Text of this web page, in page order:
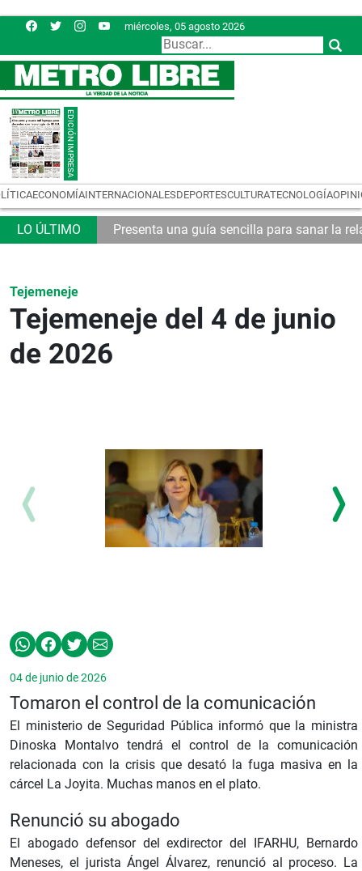
miércoles, 05 agosto 2026
ECONOMÍAINTERNACIONALESDEPORTESCULTURATECNOLOGÍA
logísticos Presenta una guía sencilla para sanar la
Tejemeneje
Tejemeneje del 4 de junio
de 2026
04 de junio de 2026
Tomaron el control de la comunicación
El ministerio de Seguridad Pública informó que la ministra
Dinoska Montalvo tendrá el control de la comunicación
relacionada con la crisis que desató la fuga masiva en la
cárcel La Joyita. Muchas manos en el plato.
Renunció su abogado
El abogado defensor del exdirector del IFARHU, Bernardo
Meneses, el jurista Ángel Álvarez, renunció al proceso. La